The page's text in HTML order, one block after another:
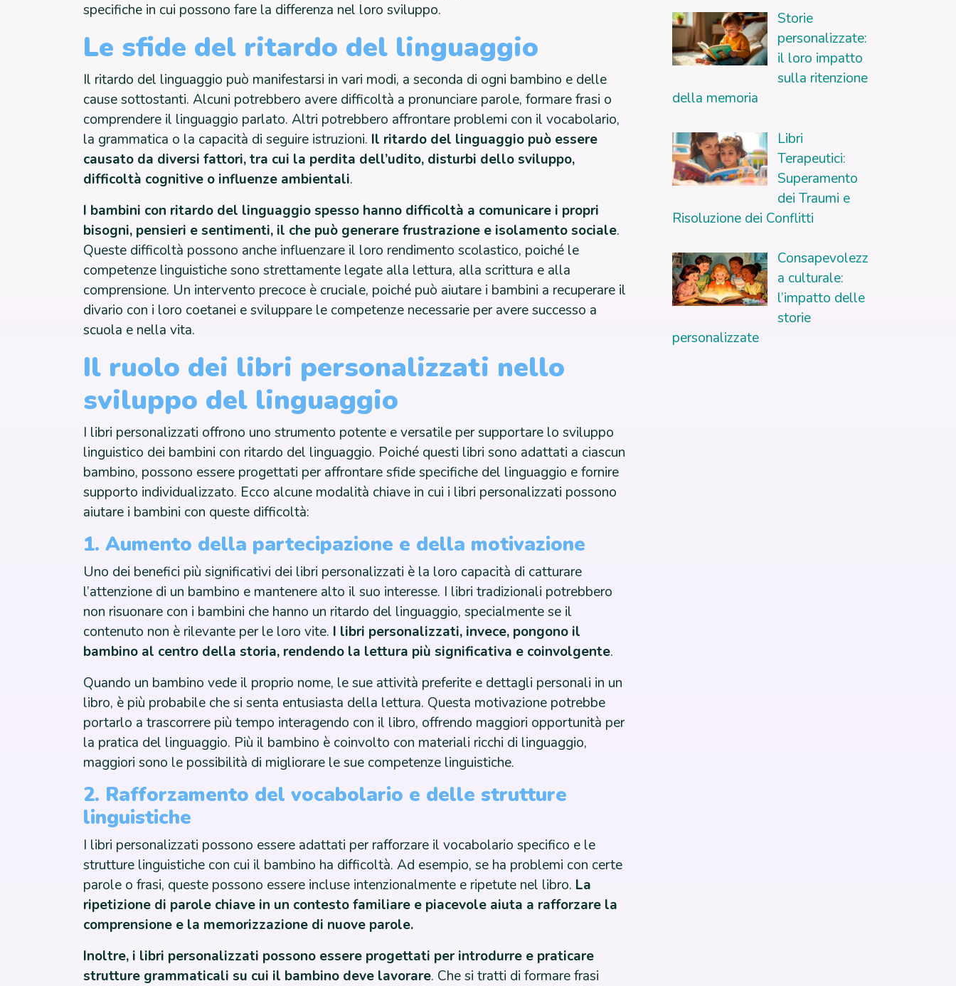
specifiche in cui possono fare la differenza nel loro sviluppo.
Le sfide del ritardo del linguaggio
Il ritardo del linguaggio può manifestarsi in vari modi, a seconda di ogni bambino e delle
cause sottostanti. Alcuni potrebbero avere difficoltà a pronunciare parole, formare frasi o
comprendere il linguaggio parlato. Altri potrebbero affrontare problemi con il vocabolario,
la grammatica o la capacità di seguire istruzioni. Il ritardo del linguaggio può essere
causato da diversi fattori, tra cui la perdita dell’udito, disturbi dello sviluppo,
difficoltà cognitive o influenze ambientali.
I bambini con ritardo del linguaggio spesso hanno difficoltà a comunicare i propri
bisogni, pensieri e sentimenti, il che può generare frustrazione e isolamento sociale.
Queste difficoltà possono anche influenzare il loro rendimento scolastico, poiché le
competenze linguistiche sono strettamente legate alla lettura, alla scrittura e alla
comprensione. Un intervento precoce è cruciale, poiché può aiutare i bambini a recuperare il
divario con i loro coetanei e sviluppare le competenze necessarie per avere successo a
scuola e nella vita.
Il ruolo dei libri personalizzati nello
sviluppo del linguaggio
I libri personalizzati offrono uno strumento potente e versatile per supportare lo sviluppo
linguistico dei bambini con ritardo del linguaggio. Poiché questi libri sono adattati a ciascun
bambino, possono essere progettati per affrontare sfide specifiche del linguaggio e fornire
supporto individualizzato. Ecco alcune modalità chiave in cui i libri personalizzati possono
aiutare i bambini con queste difficoltà:
1. Aumento della partecipazione e della motivazione
Uno dei benefici più significativi dei libri personalizzati è la loro capacità di catturare
l’attenzione di un bambino e mantenere alto il suo interesse. I libri tradizionali potrebbero
non risuonare con i bambini che hanno un ritardo del linguaggio, specialmente se il
contenuto non è rilevante per le loro vite. I libri personalizzati, invece, pongono il
bambino al centro della storia, rendendo la lettura più significativa e coinvolgente.
Quando un bambino vede il proprio nome, le sue attività preferite e dettagli personali in un
libro, è più probabile che si senta entusiasta della lettura. Questa motivazione potrebbe
portarlo a trascorrere più tempo interagendo con il libro, offrendo maggiori opportunità per
la pratica del linguaggio. Più il bambino è coinvolto con materiali ricchi di linguaggio,
maggiori sono le possibilità di migliorare le sue competenze linguistiche.
2. Rafforzamento del vocabolario e delle strutture
linguistiche
I libri personalizzati possono essere adattati per rafforzare il vocabolario specifico e le
strutture linguistiche con cui il bambino ha difficoltà. Ad esempio, se ha problemi con certe
parole o frasi, queste possono essere incluse intenzionalmente e ripetute nel libro. La
ripetizione di parole chiave in un contesto familiare e piacevole aiuta a rafforzare la
comprensione e la memorizzazione di nuove parole.
Inoltre, i libri personalizzati possono essere progettati per introdurre e praticare
strutture grammaticali su cui il bambino deve lavorare. Che si tratti di formare frasi
Storie
personalizzate:
il loro impatto
sulla ritenzione
della memoria
Libri
Terapeutici:
Superamento
dei Traumi e
Risoluzione dei Conflitti
Consapevolezz
a culturale:
l’impatto delle
storie
personalizzate